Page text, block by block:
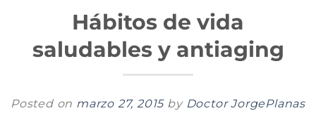
Hábitos de vida
saludables y antiaging
Posted on marzo 27, 2015 by Doctor JorgePlanas